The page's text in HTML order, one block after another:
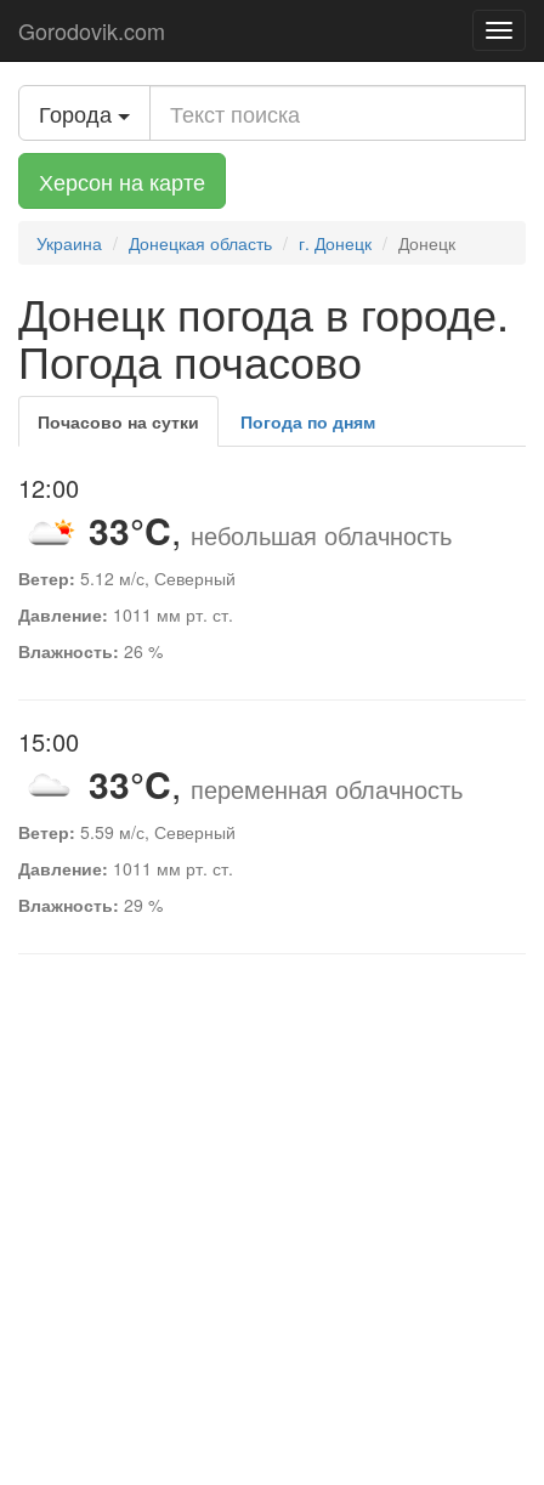
Gorodovik.com
Города
Херсон на карте
Украина Донецкая область г. Донецк Донецк
Донецк погода в городе.
Погода почасово
Почасово на сутки Погода по дням
12:00
33°C, небольшая облачность
Ветер: 5.12 м/с, Северный
Давление: 1011 мм рт. ст.
Влажность: 26 %
15:00
33°C, переменная облачность
Ветер: 5.59 м/с, Северный
Давление: 1011 мм рт. ст.
Влажность: 29 %